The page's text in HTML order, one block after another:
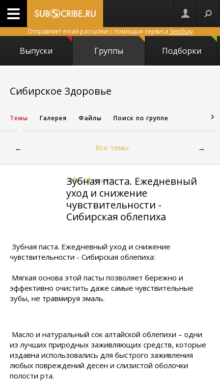
Отправляет email-рассылки с помощью сервиса Sendsay
Выпуски Группы Подборки
Сибирское Здоровье
Темы Галерея Файлы Поиск по группе
← Все темы →
sib_zd пишет:
Зубная паста. Ежедневный
уход и снижение
чувствительности -
Сибирская облепиха
Зубная паста. Ежедневный уход и снижение
чувствительности - Сибирская облепиха:
Мягкая основа этой пасты позволяет бережно и
эффективно очистить даже самые чувствительные
зубы, не травмируя эмаль.
Масло и натуральный сок алтайской облепихи – одни
из лучших природных заживляющих средств, которые
издавна использовались для быстрого заживления
любых повреждений десен и слизистой оболочки
полости рта.